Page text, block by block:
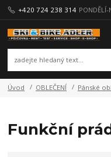
+420 724 238 314
Úvod OBLEČENÍ Pánské
Funkční